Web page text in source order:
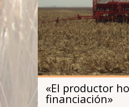
«El productor
financiación»